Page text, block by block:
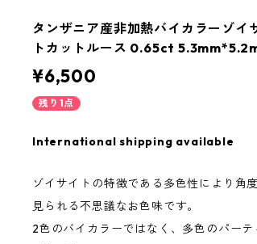
タンザニア産非加熱バイカラーゾイ
トカットルース 0.65ct
¥6,500
残り1点
International shipping available
ゾイサイトの特徴である多色性により角
見られる不思議なお色味です。
2色のバイカラーではなく、多色のパー